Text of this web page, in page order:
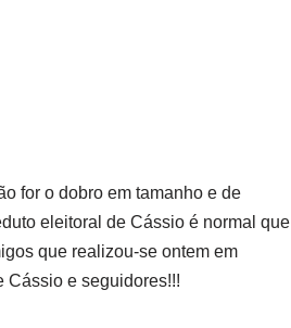
for o dobro em tamanho e de
eleitoral de Cássio é normal que
que realizou-se ontem em
Cássio e seguidores!!!